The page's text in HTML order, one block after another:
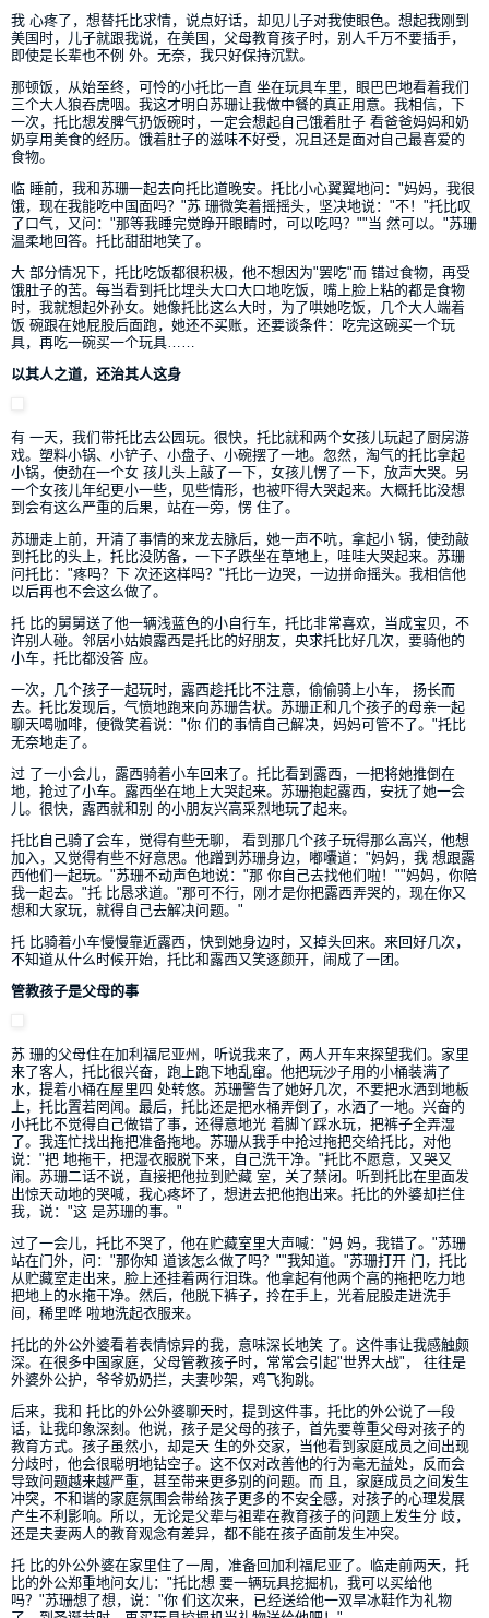
我 心疼了，想替托比求情，说点好话，却见儿子对我使眼色。想起我刚到
美国时，儿子就跟我说，在美国，父母教育孩子时，别人千万不要插手，
即使是长辈也不例 外。无奈，我只好保持沉默。
那顿饭，从始至终，可怜的小托比一直 坐在玩具车里，眼巴巴地看着我们
三个大人狼吞虎咽。我这才明白苏珊让我做中餐的真正用意。我相信，下
一次，托比想发脾气扔饭碗时，一定会想起自己饿着肚子 看爸爸妈妈和奶
奶享用美食的经历。饿着肚子的滋味不好受，况且还是面对自己最喜爱的
食物。
临 睡前，我和苏珊一起去向托比道晚安。托比小心翼翼地问："妈妈，我很
饿，现在我能吃中国面吗？"苏 珊微笑着摇摇头，坚决地说："不！"托比叹
了口气，又问："那等我睡完觉睁开眼睛时，可以吃吗？""当 然可以。"苏珊
温柔地回答。托比甜甜地笑了。
大 部分情况下，托比吃饭都很积极，他不想因为"罢吃"而 错过食物，再受
饿肚子的苦。每当看到托比埋头大口大口地吃饭，嘴上脸上粘的都是食物
时，我就想起外孙女。她像托比这么大时，为了哄她吃饭，几个大人端着
饭 碗跟在她屁股后面跑，她还不买账，还要谈条件：吃完这碗买一个玩
具，再吃一碗买一个玩具……
以其人之道，还治其人这身
有 一天，我们带托比去公园玩。很快，托比就和两个女孩儿玩起了厨房游
戏。塑料小锅、小铲子、小盘子、小碗摆了一地。忽然，淘气的托比拿起
小锅，使劲在一个女 孩儿头上敲了一下，女孩儿愣了一下，放声大哭。另
一个女孩儿年纪更小一些，见些情形，也被吓得大哭起来。大概托比没想
到会有这么严重的后果，站在一旁，愣 住了。
苏珊走上前，开清了事情的来龙去脉后，她一声不吭，拿起小 锅，使劲敲
到托比的头上，托比没防备，一下子跌坐在草地上，哇哇大哭起来。苏珊
问托比："疼吗？下 次还这样吗？"托比一边哭，一边拼命摇头。我相信他
以后再也不会这么做了。
托 比的舅舅送了他一辆浅蓝色的小自行车，托比非常喜欢，当成宝贝，不
许别人碰。邻居小姑娘露西是托比的好朋友，央求托比好几次，要骑他的
小车，托比都没答 应。
一次，几个孩子一起玩时，露西趁托比不注意，偷偷骑上小车， 扬长而
去。托比发现后，气愤地跑来向苏珊告状。苏珊正和几个孩子的母亲一起
聊天喝咖啡，便微笑着说："你 们的事情自己解决，妈妈可管不了。"托比
无奈地走了。
过 了一小会儿，露西骑着小车回来了。托比看到露西，一把将她推倒在
地，抢过了小车。露西坐在地上大哭起来。苏珊抱起露西，安抚了她一会
儿。很快，露西就和别 的小朋友兴高采烈地玩了起来。
托比自己骑了会车，觉得有些无聊， 看到那几个孩子玩得那么高兴，他想
加入，又觉得有些不好意思。他蹭到苏珊身边，嘟囔道："妈妈，我 想跟露
西他们一起玩。"苏珊不动声色地说："那 你自己去找他们啦！""妈妈，你陪
我一起去。"托 比恳求道。"那可不行，刚才是你把露西弄哭的，现在你又
想和大家玩，就得自己去解决问题。"
托 比骑着小车慢慢靠近露西，快到她身边时，又掉头回来。来回好几次，
不知道从什么时候开始，托比和露西又笑逐颜开，闹成了一团。
管教孩子是父母的事
苏 珊的父母住在加利福尼亚州，听说我来了，两人开车来探望我们。家里
来了客人，托比很兴奋，跑上跑下地乱窜。他把玩沙子用的小桶装满了
水，提着小桶在屋里四 处转悠。苏珊警告了她好几次，不要把水洒到地板
上，托比置若罔闻。最后，托比还是把水桶弄倒了，水洒了一地。兴奋的
小托比不觉得自己做错了事，还得意地光 着脚丫踩水玩，把裤子全弄湿
了。我连忙找出拖把准备拖地。苏珊从我手中抢过拖把交给托比，对他
说："把 地拖干，把湿衣服脱下来，自己洗干净。"托比不愿意，又哭又
闹。苏珊二话不说，直接把他拉到贮藏 室，关了禁闭。听到托比在里面发
出惊天动地的哭喊，我心疼坏了，想进去把他抱出来。托比的外婆却拦住
我，说："这 是苏珊的事。"
过了一会儿，托比不哭了，他在贮藏室里大声喊："妈 妈，我错了。"苏珊
站在门外，问："那你知 道该怎么做了吗？""我知道。"苏珊打开 门，托比
从贮藏室走出来，脸上还挂着两行泪珠。他拿起有他两个高的拖把吃力地
把地上的水拖干净。然后，他脱下裤子，拎在手上，光着屁股走进洗手
间，稀里哗 啦地洗起衣服来。
托比的外公外婆看着表情惊异的我，意味深长地笑 了。这件事让我感触颇
深。在很多中国家庭，父母管教孩子时，常常会引起"世界大战"， 往往是
外婆外公护，爷爷奶奶拦，夫妻吵架，鸡飞狗跳。
后来，我和 托比的外公外婆聊天时，提到这件事，托比的外公说了一段
话，让我印象深刻。他说，孩子是父母的孩子，首先要尊重父母对孩子的
教育方式。孩子虽然小，却是天 生的外交家，当他看到家庭成员之间出现
分歧时，他会很聪明地钻空子。这不仅对改善他的行为毫无益处，反而会
导致问题越来越严重，甚至带来更多别的问题。而 且，家庭成员之间发生
冲突，不和谐的家庭氛围会带给孩子更多的不安全感，对孩子的心理发展
产生不利影响。所以，无论是父辈与祖辈在教育孩子的问题上发生分 歧，
还是夫妻两人的教育观念有差异，都不能在孩子面前发生冲突。
托 比的外公外婆在家里住了一周，准备回加利福尼亚了。临走前两天，托
比的外公郑重地问女儿："托比想 要一辆玩具挖掘机，我可以买给他
吗？"苏珊想了想，说："你 们这次来，已经送给他一双旱冰鞋作为礼物